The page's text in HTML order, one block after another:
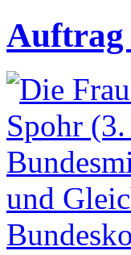
Auftrag